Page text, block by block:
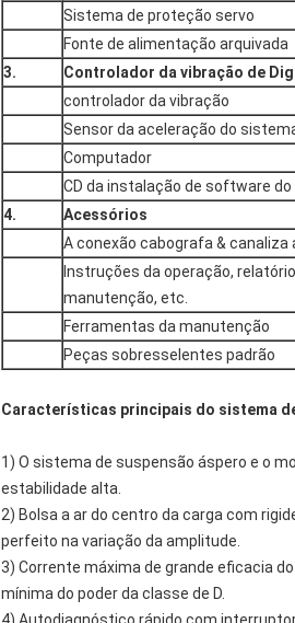
Sistema de proteção servo
Fonte de alimentação arquivada
3.
Controlador da vibração de
controlador da vibração
Sensor da aceleração do
Computador
CD da instalação de software
4.
Acessórios
A conexão cabografa & canaliza
Instruções da operação,
manutenção, etc.
Ferramentas da manutenção
Peças sobresselentes padrão
Características principais do sistema
1) O sistema de suspensão áspero e o
estabilidade alta.
2) Bolsa a ar do centro da carga com
perfeito na variação da amplitude.
3) Corrente máxima de grande eficacia
mínima do poder da classe de D.